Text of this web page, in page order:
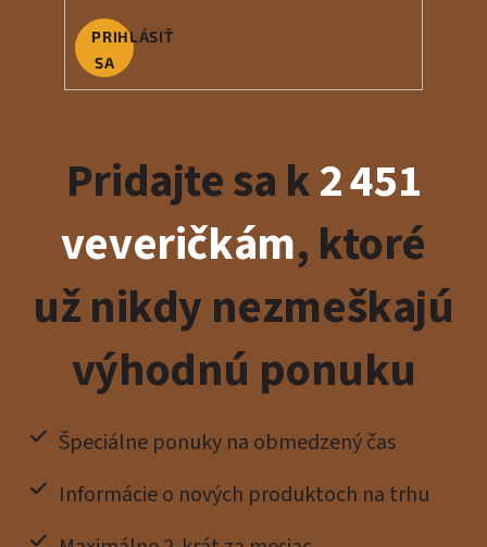
PRIHLÁSIŤ
SA
Pridajte sa k2 451
veveričkám, ktoré
už nikdy nezmeškajú
výhodnú ponuku
Špeciálne ponuky na obmedzený čas
Informácie o nových produktoch na trhu